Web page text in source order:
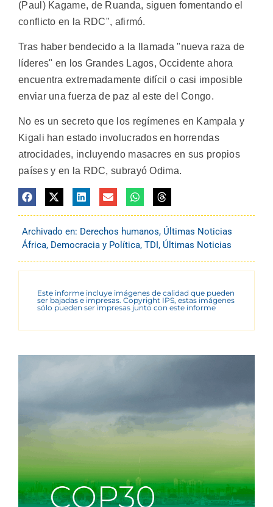
(Paul) Kagame, de Ruanda, siguen fomentando el
conflicto en la RDC", afirmó.
Tras haber bendecido a la llamada "nueva raza de
líderes" en los Grandes Lagos, Occidente ahora
encuentra extremadamente difícil o casi imposible
enviar una fuerza de paz al este del Congo.
No es un secreto que los regímenes en Kampala y
Kigali han estado involucrados en horrendas
atrocidades, incluyendo masacres en sus propios
países y en la RDC, subrayó Odima.
Archivado en: Derechos humanos, Últimas Noticias
África, Democracia y Política, TDI, Últimas Noticias
Este informe incluye imágenes de calidad que pueden
ser bajadas e impresas. Copyright IPS, estas imágenes
sólo pueden ser impresas junto con este informe